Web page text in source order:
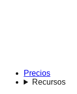
Precios
Recursos